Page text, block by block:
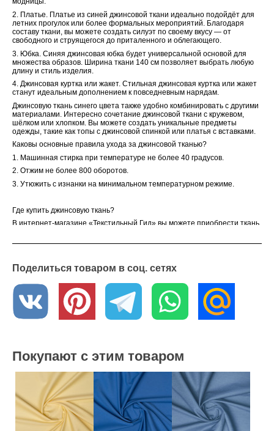
2. Платье. Платье из синей джинсовой ткани идеально подойдёт для
летних прогулок или более формальных мероприятий. Благодаря
составу ткани, вы можете создать силуэт по своему вкусу — от
свободного и струящегося до приталенного и облегающего.
3. Юбка. Синяя джинсовая юбка будет универсальной основой для
множества образов. Ширина ткани 140 см позволяет выбрать любую
длину и стиль изделия.
4. Джинсовая куртка или жакет. Стильная джинсовая куртка или жакет
станут идеальным дополнением к повседневным нарядам.
Джинсовую ткань синего цвета также удобно комбинировать с другими
материалами. Интересно сочетание джинсовой ткани с кружевом,
шёлком или хлопком. Вы можете создать уникальные предметы
одежды, такие как топы с джинсовой спинкой или платья с вставками.
Каковы основные правила ухода за джинсовой тканью?
1. Машинная стирка при температуре не более 40 градусов.
2. Отжим не более 800 оборотов.
3. Утюжить с изнанки на минимальном температурном режиме.
Где купить джинсовую ткань?
В интернет-магазине «Текстильный Гид» вы можете приобрести ткань
Поделиться товаром в соц. сетях
Покупают с этим товаром